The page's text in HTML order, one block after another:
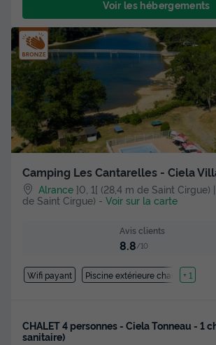
Voir les hébergements
Camping Les Cantarelles - Ciela
Alrance ]0, 1[ (28,4 m de Saint Cirgue)
de Saint Cirgue) - Voir sur la carte
Avis clients
8.8 /10
Wifi payant Piscine extérieure chauffée
+ 1
CHALET 4 personnes - Ciela Tonneau - 1
sanitaire)